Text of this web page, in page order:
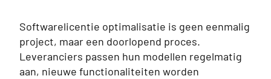
Softwarelicentie optimalisatie is geen eenmalig
project, maar een doorlopend proces.
Leveranciers passen hun modellen regelmatig
aan, nieuwe functionaliteiten worden